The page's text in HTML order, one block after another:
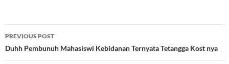
Post
navigation
PREVIOUS POST
Duhh Pembunuh Mahasiswi Kebidanan Ternyata Tetangga Kost nya